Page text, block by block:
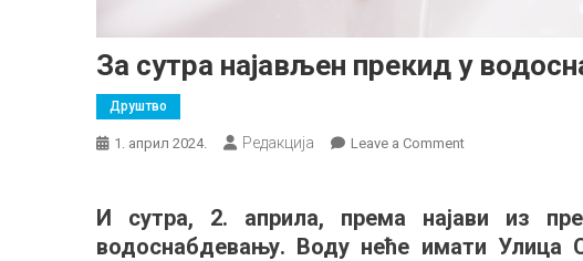
За сутра најављен прекид у
Друштво
1. април 2024. Редакција Leave a Commenton
најављен
прекид
И сутра, 2. априла, према најави из
водоснабдевању. Воду неће имати Улица